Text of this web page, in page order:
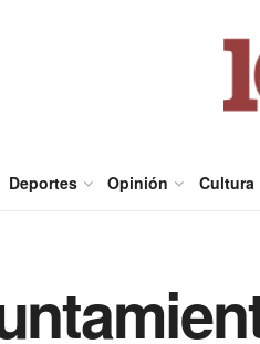
Deportes Opinión Cultura